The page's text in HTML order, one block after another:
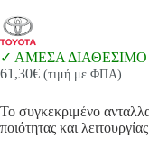
ΑΜΕΣΑ ΔΙΑΘΕΣΙΜΟ
61,30€ (τιμή με ΦΠΑ)
Το συγκεκριμένο
ποιότητας και